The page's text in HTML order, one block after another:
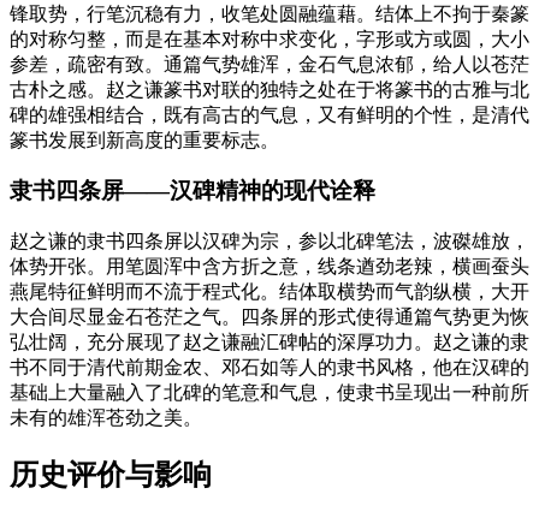
锋取势，行笔沉稳有力，收笔处圆融蕴藉。结体上不拘于秦篆
的对称匀整，而是在基本对称中求变化，字形或方或圆，大小
参差，疏密有致。通篇气势雄浑，金石气息浓郁，给人以苍茫
古朴之感。赵之谦篆书对联的独特之处在于将篆书的古雅与北
碑的雄强相结合，既有高古的气息，又有鲜明的个性，是清代
篆书发展到新高度的重要标志。
隶书四条屏——汉碑精神的现代诠释
赵之谦的隶书四条屏以汉碑为宗，参以北碑笔法，波磔雄放，
体势开张。用笔圆浑中含方折之意，线条遒劲老辣，横画蚕头
燕尾特征鲜明而不流于程式化。结体取横势而气韵纵横，大开
大合间尽显金石苍茫之气。四条屏的形式使得通篇气势更为恢
弘壮阔，充分展现了赵之谦融汇碑帖的深厚功力。赵之谦的隶
书不同于清代前期金农、邓石如等人的隶书风格，他在汉碑的
基础上大量融入了北碑的笔意和气息，使隶书呈现出一种前所
未有的雄浑苍劲之美。
历史评价与影响